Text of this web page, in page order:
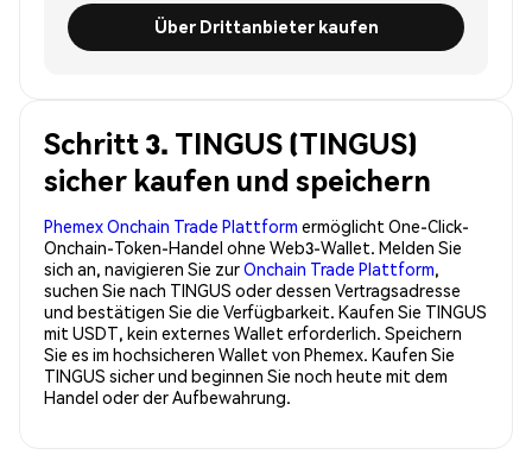
Über Drittanbieter kaufen
Schritt 3. TINGUS (TINGUS)
sicher kaufen und speichern
Phemex Onchain Trade Plattform ermöglicht One-Click-
Onchain-Token-Handel ohne Web3-Wallet. Melden Sie
sich an, navigieren Sie zurOnchain Trade Plattform,
suchen Sie nach TINGUS oder dessen Vertragsadresse
und bestätigen Sie die Verfügbarkeit. Kaufen Sie TINGUS
mit USDT, kein externes Wallet erforderlich. Speichern
Sie es im hochsicheren Wallet von Phemex. Kaufen Sie
TINGUS sicher und beginnen Sie noch heute mit dem
Handel oder der Aufbewahrung.